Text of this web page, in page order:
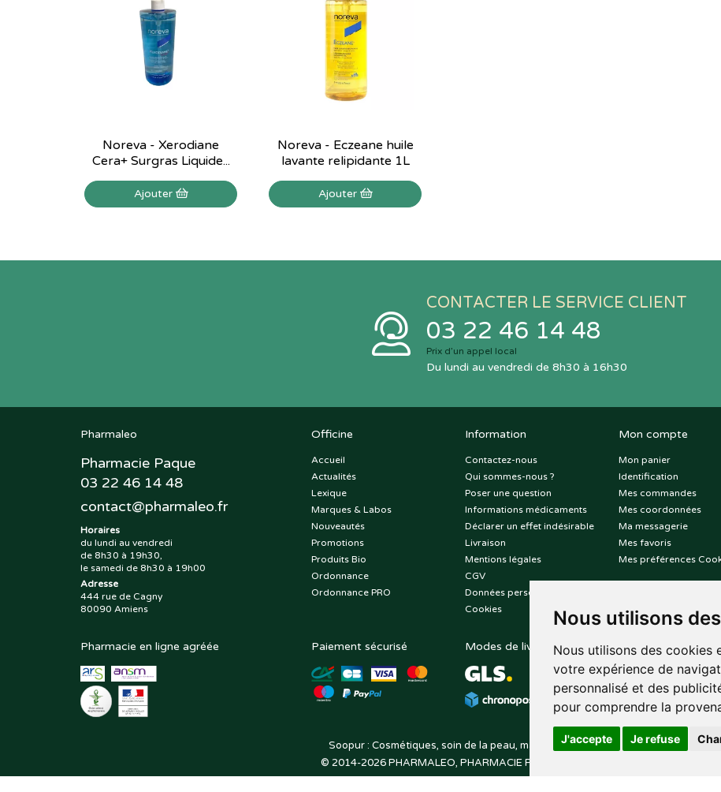
Nous utilisons
Nous utilisons des cookies
votre expérience de
personnalisé et des
pour comprendre la
J'accepte Je refuse
Noreva - Xerodiane
Cera+ Surgras Liquide...
Ajouter
Noreva - Eczeane huile
lavante relipidante 1L
Ajouter
CONTACTER LE SERVICE CLIENT
03 22 46 14 48
Prix d’un appel local
Du lundi au vendredi de 8h30 à 16h30
Pharmaleo
Pharmacie Paque
03 22 46 14 48
contact@pharmaleo.fr
Horaires
du lundi au vendredi
de 8h30 à 19h30,
le samedi de 8h30 à 19h00
Adresse
444 rue de Cagny
80090 Amiens
Officine
Accueil
Actualités
Lexique
Marques & Labos
Nouveautés
Promotions
Produits Bio
Ordonnance
Ordonnance PRO
Information
Contactez-nous
Qui sommes-nous ?
Poser une question
Informations médicaments
Déclarer un effet indésirable
Livraison
Mentions légales
CGV
Données personnelles
Cookies
Mon compte
Mon panier
Identification
Mes commandes
Mes coordonnées
Ma messagerie
Mes favoris
Mes préférences
Pharmacie en ligne agréée Paiement sécurisé Modes de livraison Suivez-nous sur
Soopur : Cosmétiques, soin de la peau, maquillage, toutes vos marques de
© 2014-2026PHARMALEO, PHARMACIE PAQUE